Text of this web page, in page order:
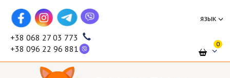
язык
+38 068 27 03 773
+38 096 22 96 881
0